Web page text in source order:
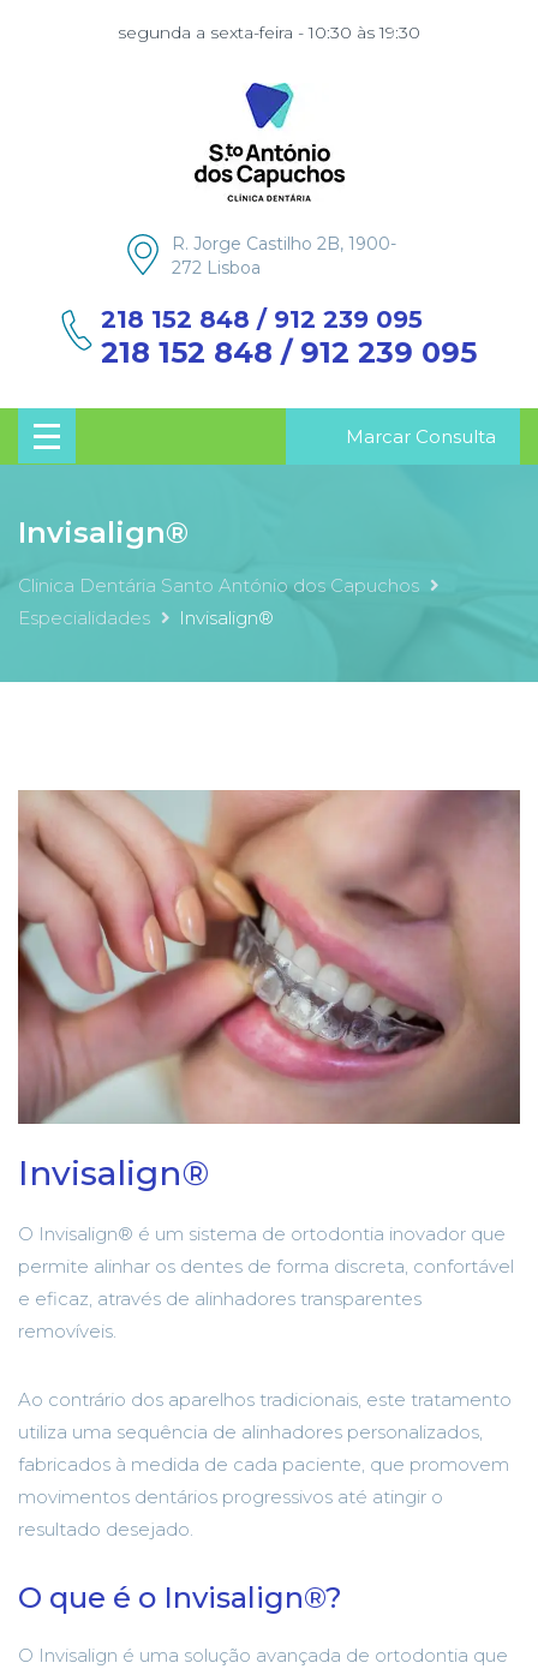
segunda a sexta-feira - 10:30 às 19:30
R. Jorge Castilho 2B, 1900-
272 Lisboa
218 152 848 / 912 239 095
218 152 848 / 912 239 095
Marcar Consulta
Invisalign®
Clinica Dentária Santo António dos Capuchos
Especialidades
Invisalign®
Invisalign®
O Invisalign® é um sistema de ortodontia inovador que
permite alinhar os dentes de forma discreta, confortável
e eficaz, através de alinhadores transparentes
removíveis.
Ao contrário dos aparelhos tradicionais, este tratamento
utiliza uma sequência de alinhadores personalizados,
fabricados à medida de cada paciente, que promovem
movimentos dentários progressivos até atingir o
resultado desejado.
O que é o Invisalign®?
O Invisalign é uma solução avançada de ortodontia que